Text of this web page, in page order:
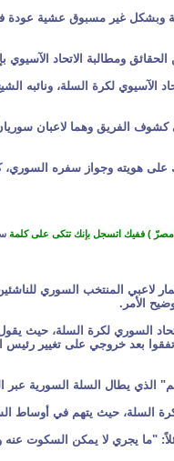
لردّ موحد على ما وصفته بالظلم المتكرر الذي يقع على كوادرها وفرقها
لكرة السلة، ونائبه
كشوف الفريق وهما لاعبان
(مصرّ ) ففيك اتسجل بإنك تتكى على كلمة
المنتخب السوري
الأمر.
السوري لكرة السلة، حيث
بعد خروجي على تغيير رئيس
يطال السلة السورية عبر
السلة، حيث يتهم في أوساط
"ما يجري لا يمكن